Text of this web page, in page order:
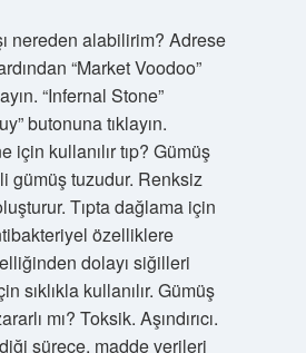
nereden alabilirim? Adrese
“Market Voodoo”
“Infernal Stone”
butonuna tıklayın.
için kullanılır tıp? Gümüş
gümüş tuzudur. Renksiz
Tıpta dağlama için
özelliklere
dolayı siğilleri
sıklıkla kullanılır. Gümüş
mı? Toksik. Aşındırıcı.
sürece, madde verileri